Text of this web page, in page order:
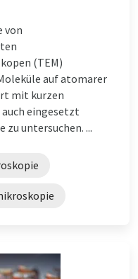
von
(TEM)
auf atomarer
mit kurzen
eingesetzt
zu untersuchen. ...